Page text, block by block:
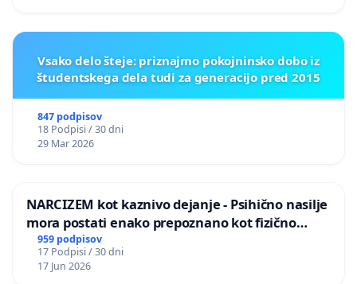
Vsako delo šteje: priznajmo pokojninsko dobo iz
študentskega dela tudi za generacijo pred 2015
847 podpisov
18 Podpisi / 30 dni
29 Mar 2026
NARCIZEM kot kaznivo dejanje - Psihično nasilje
mora postati enako prepoznano kot fizično
nasilje
959 podpisov
17 Podpisi / 30 dni
17 Jun 2026